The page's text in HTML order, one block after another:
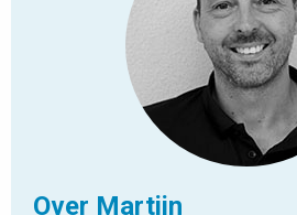
Over Martijn